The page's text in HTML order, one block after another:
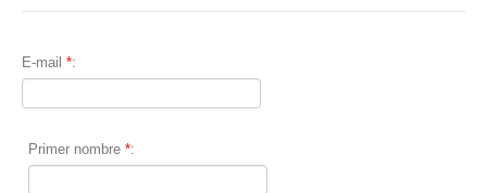
E-mail *:
Primer nombre *: